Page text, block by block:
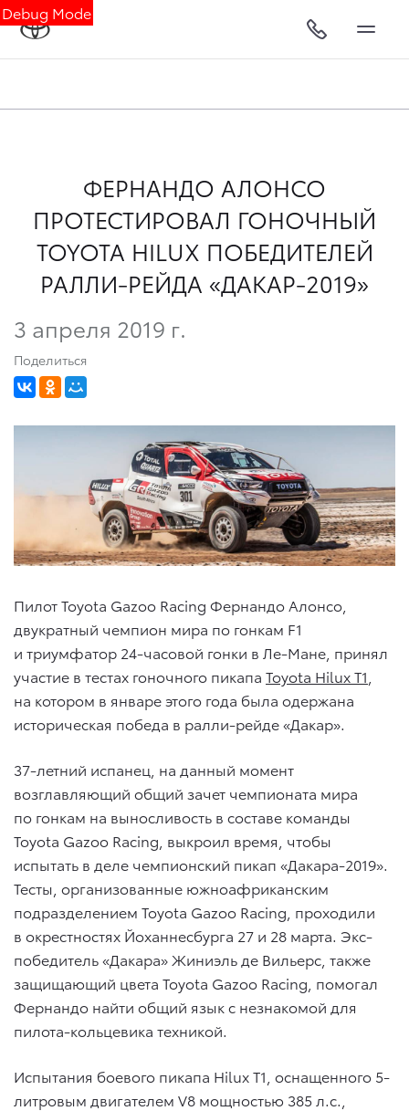
Debug Mode
ФЕРНАНДО АЛОНСО
ПРОТЕСТИРОВАЛ ГОНОЧНЫЙ
TOYOTA HILUX ПОБЕДИТЕЛЕЙ
РАЛЛИ-РЕЙДА «ДАКАР-2019»
3 апреля 2019 г.
Поделиться
Пилот Toyota Gazoo Racing Фернандо Алонсо,
двукратный чемпион мира по гонкам F1
и триумфатор 24-часовой гонки в Ле-Мане, принял
участие в тестах гоночного пикапа Toyota Hilux T1
на котором в январе этого года была одержана
историческая победа в ралли-рейде «Дакар».
37-летний испанец, на данный момент
возглавляющий общий зачет чемпионата мира
по гонкам на выносливость в составе команды
Toyota Gazoo Racing, выкроил время, чтобы
испытать в деле чемпионский пикап «Дакара-2019».
Тесты, организованные южноафриканским
подразделением Toyota Gazoo Racing, проходили
в окрестностях Йоханнесбурга 27 и 28 марта. Экс-
победитель «Дакара» Жиниэль де Вильерс, также
защищающий цвета Toyota Gazoo Racing, помогал
Фернандо найти общий язык с незнакомой для
пилота-кольцевика техникой.
Испытания боевого пикапа Hilux T1, оснащенного 5-
литровым двигателем V8 мощностью 385 л.с.,